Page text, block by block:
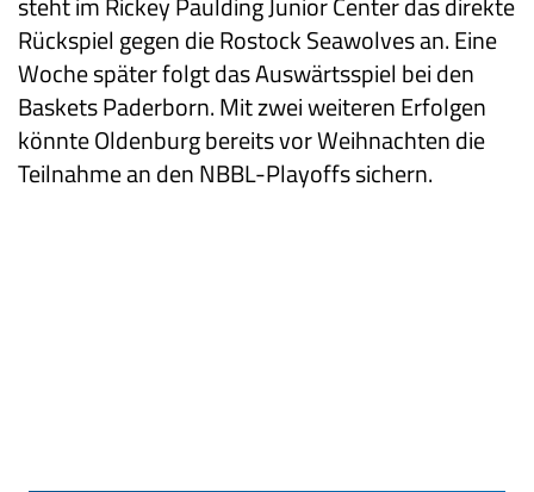
Rückspiel gegen die Rostock Seawolves an. Eine
Woche später folgt das Auswärtsspiel bei den
Baskets Paderborn. Mit zwei weiteren Erfolgen
könnte Oldenburg bereits vor Weihnachten die
Teilnahme an den NBBL-Playoffs sichern.